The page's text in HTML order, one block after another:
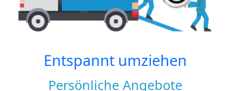
Entspannt umziehen
Persönliche Angebote